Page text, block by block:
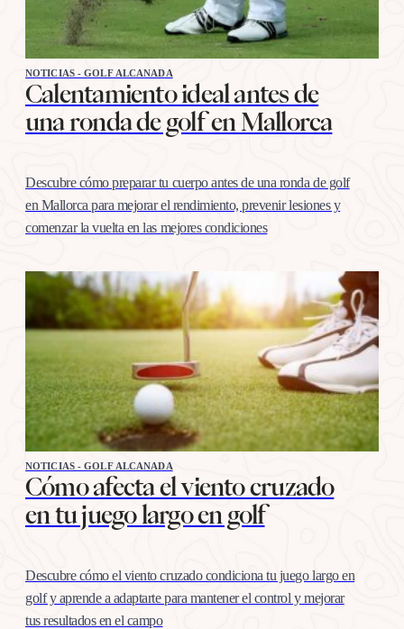
NOTICIAS - GOLF ALCANADA
Calentamiento ideal antes de
una ronda de golf en Mallorca
Descubre cómo preparar tu cuerpo antes de una ronda de golf
en Mallorca para mejorar el rendimiento, prevenir lesiones y
comenzar la vuelta en las mejores condiciones
NOTICIAS - GOLF ALCANADA
Cómo afecta el viento cruzado
en tu juego largo en golf
Descubre cómo el viento cruzado condiciona tu juego largo en
golf y aprende a adaptarte para mantener el control y mejorar
tus resultados en el campo